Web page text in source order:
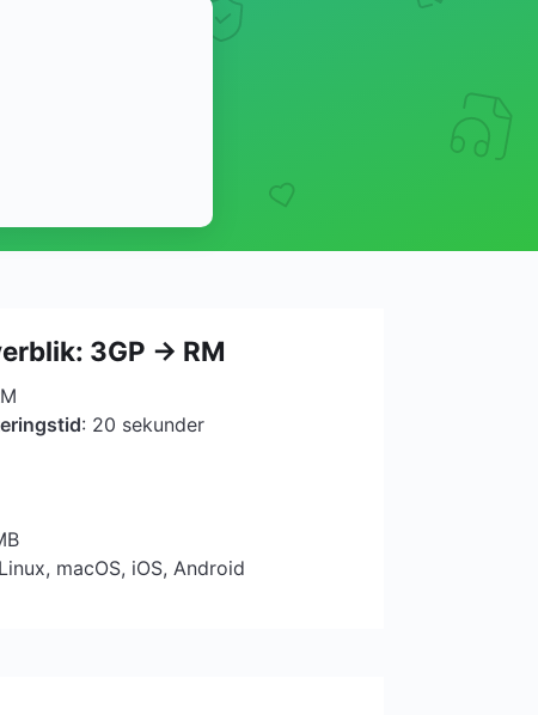
3GP → RM
: 20 sekunder
macOS, iOS, Android